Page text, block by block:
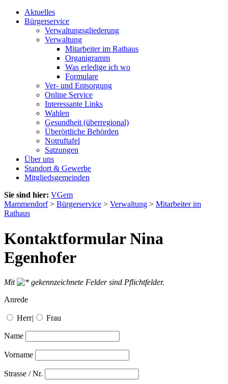
Aktuelles
Bürgerservice
Verwaltungsgliederung
Verwaltung
Mitarbeiter im Rathaus
Organigramm
Was erledige ich wo
Formulare
Ver- und Entsorgung
Online Service
Interessante Links
Wahlen
Gesundheit (überregional)
Überörtliche Behörden
Notruftafel
Satzungen
Über uns
Standort & Gewerbe
Mitgliedsgemeinden
Sie sind hier: VGem
Mammendorf> Bürgerservice > Verwaltung > Mitarbeiter im
Rathaus
Kontaktformular Nina
Egenhofer
Mit
gekennzeichnete Felder sind Pflichtfelder.
Anrede
Herr| Frau
Name
Vorname
Strasse / Nr.